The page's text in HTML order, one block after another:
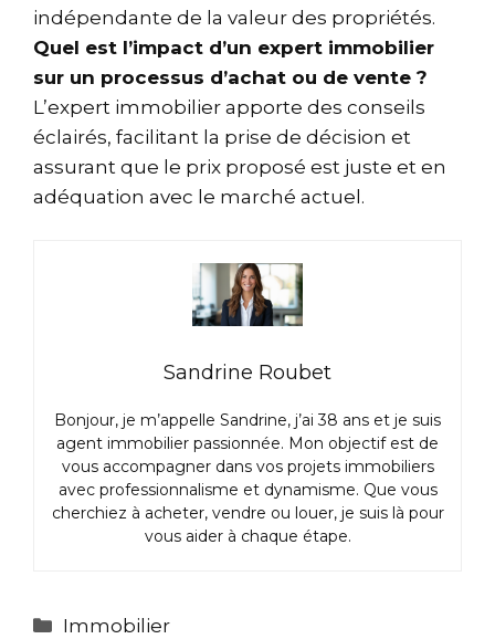
indépendante de la valeur des propriétés.
Quel est l’impact d’un expert immobilier
sur un processus d’achat ou de vente ?
L’expert immobilier apporte des conseils
éclairés, facilitant la prise de décision et
assurant que le prix proposé est juste et en
adéquation avec le marché actuel.
Sandrine Roubet
Bonjour, je m’appelle Sandrine, j’ai 38 ans et je suis
agent immobilier passionnée. Mon objectif est de
vous accompagner dans vos projets immobiliers
avec professionnalisme et dynamisme. Que vous
cherchiez à acheter, vendre ou louer, je suis là pour
vous aider à chaque étape.
Catégories
Immobilier